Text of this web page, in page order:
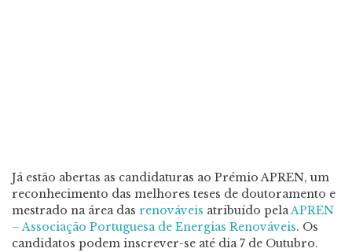
Já estão abertas as candidaturas ao Prémio APREN, um
reconhecimento das melhores teses de doutoramento e
mestrado na área das renováveis atribuído pelaAPREN
– Associação Portuguesa de Energias Renováveis. Os
candidatos podem inscrever-se até dia 7 de Outubro.